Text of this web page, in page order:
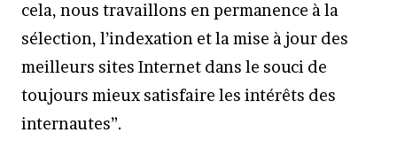
cela, nous travaillons en permanence à la
sélection, l’indexation et la mise à jour des
meilleurs sites Internet dans le souci de
toujours mieux satisfaire les intérêts des
internautes”.